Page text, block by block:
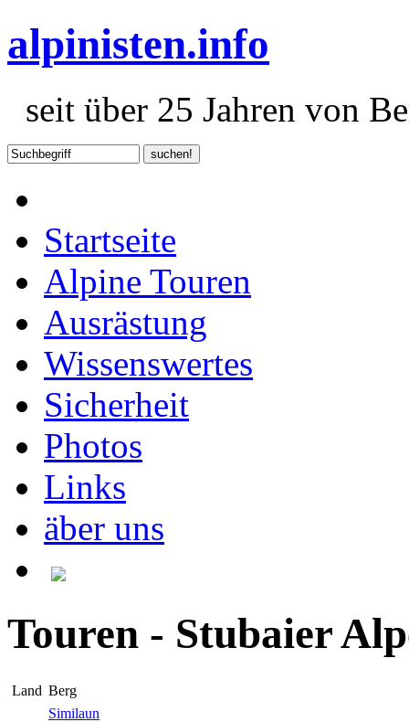
alpinisten.info
seit über 25 Jahren von
Startseite
Alpine Touren
Ausrästung
Wissenswertes
Sicherheit
Photos
Links
äber uns
Touren - Stubaier
Land Berg
Similaun